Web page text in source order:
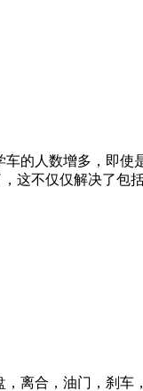
的人数增多，即使
这不仅仅解决了包
离合，油门，刹车